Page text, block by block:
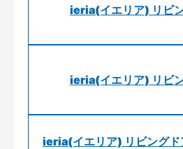
ieria(イエリア) リビ
ieria(イエリア) リビ
ieria(イエリア) リビングド